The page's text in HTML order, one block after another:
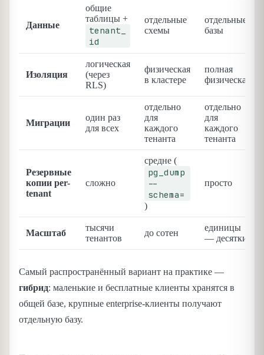
Данные
общие
таблицы +
tenant_
id
отдельные
схемы
отдельные
базы
Изоляция
логическая
(через
RLS)
физическая
в кластере
полная
физическая
Миграции
один раз
для всех
отдельно
для
каждого
тенанта
отдельно
для
каждого
тенанта
Резервные
копии per-
tenant
сложно
средне (
pg_dump
--
schema=
)
просто
Масштаб
тысячи
тенантов
до сотен
единицы
— десятки
Самый распространённый вариант на практике —
гибрид: маленькие и бесплатные клиенты хранятся в
общей базе, крупные enterprise-клиенты получают
отдельную базу.